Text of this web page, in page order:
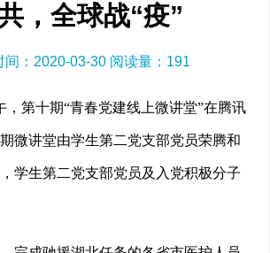
，全球战“疫”
间：2020-03-30 阅读量： 191
第十期“青春党建线上微讲堂”在腾讯
微讲堂由学生第二党支部党员荣腾和
学生第二党支部党员及入党积极分子